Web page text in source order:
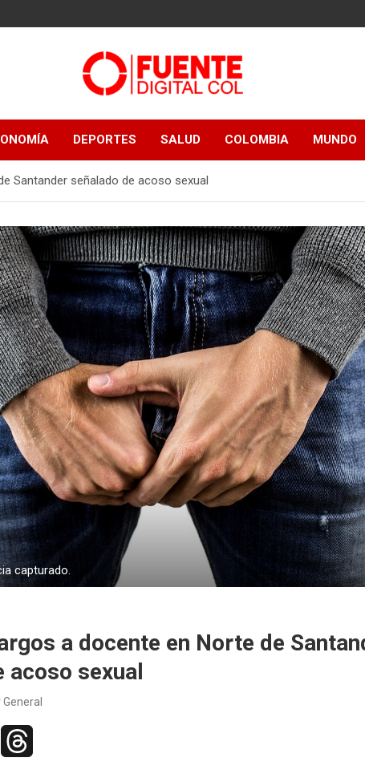
Fuente Digital
Col
DEPORTES SALUD COLOMBIA MUNDO
Santander señalado de acoso sexual
capturado.
a docente en Norte de
acoso sexual
General